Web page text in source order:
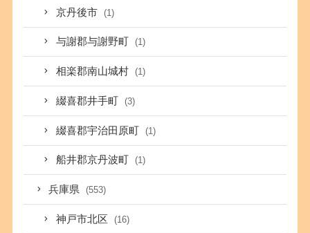
京丹後市 (1)
与謝郡与謝野町 (1)
相楽郡南山城村 (1)
綴喜郡井手町 (3)
綴喜郡宇治田原町 (1)
船井郡京丹波町 (1)
兵庫県 (553)
神戸市北区 (16)